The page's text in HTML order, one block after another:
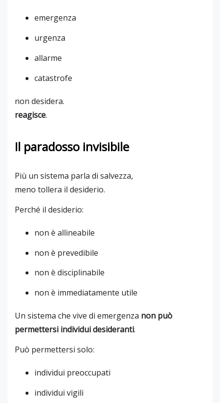
emergenza
urgenza
allarme
catastrofe
non desidera.
reagisce.
Il paradosso invisibile
Più un sistema parla di salvezza,
meno tollera il desiderio.
Perché il desiderio:
non è allineabile
non è prevedibile
non è disciplinabile
non è immediatamente utile
Un sistema che vive di emergenza non può
permettersi individui desideranti.
Può permettersi solo:
individui preoccupati
individui vigili